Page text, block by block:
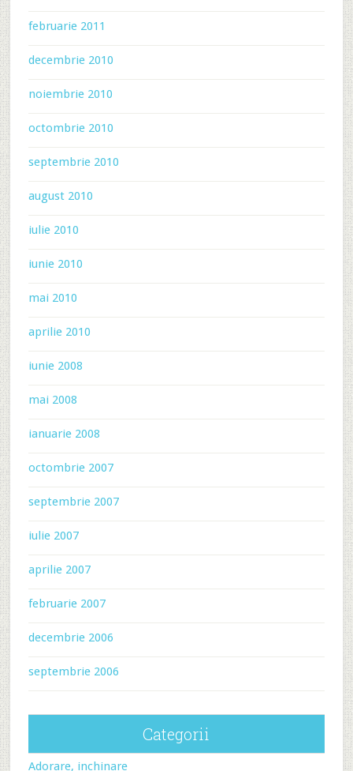
februarie 2011
decembrie 2010
noiembrie 2010
octombrie 2010
septembrie 2010
august 2010
iulie 2010
iunie 2010
mai 2010
aprilie 2010
iunie 2008
mai 2008
ianuarie 2008
octombrie 2007
septembrie 2007
iulie 2007
aprilie 2007
februarie 2007
decembrie 2006
septembrie 2006
Categorii
Adorare, inchinare